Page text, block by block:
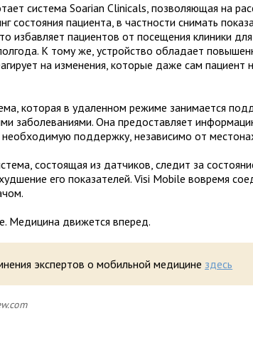
система Soarian Clinicals, позволяющая на
состояния пациента, в частности снимать
избавляет пациентов от посещения клиники для
К тому же, устройство обладает
на изменения, которые даже сам пациент
которая в удаленном режиме занимается
заболеваниями. Она предоставляет
необходимую поддержку, независимо от
состоящая из датчиков, следит за
его показателей. Visi Mobile вовремя
Медицина движется вперед.
экспертов о мобильной медицине здесь